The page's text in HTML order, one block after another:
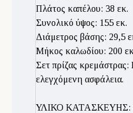
Πλάτος καπέλου: 38 εκ.
Συνολικό ύψος: 155 εκ.
Διάμετρος βάσης: 29,5
Μήκος καλωδίου: 200
Σετ πρίζας
ελεγχόμενη ασφάλεια.
ΥΛΙΚΟ ΚΑΤΑΣΚΕΥΗΣ: Η